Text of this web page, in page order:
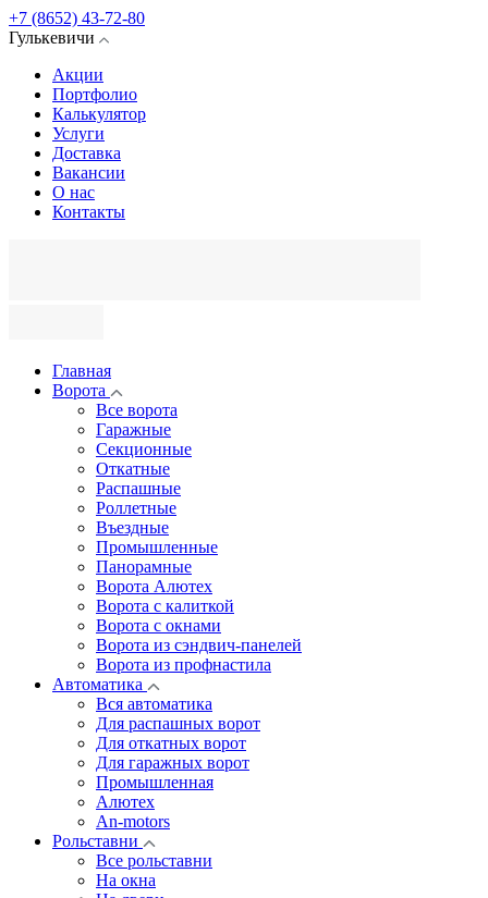
+7 (8652) 43-72-80
Гулькевичи
Акции
Портфолио
Калькулятор
Услуги
Доставка
Вакансии
О нас
Контакты
Главная
Ворота
Все ворота
Гаражные
Секционные
Откатные
Распашные
Роллетные
Въездные
Промышленные
Панорамные
Ворота Алютех
Ворота с калиткой
Ворота c окнами
Ворота из сэндвич-панелей
Ворота из профнастила
Автоматика
Вся автоматика
Для распашных ворот
Для откатных ворот
Для гаражных ворот
Промышленная
Алютех
An-motors
Рольставни
Все рольставни
На окна